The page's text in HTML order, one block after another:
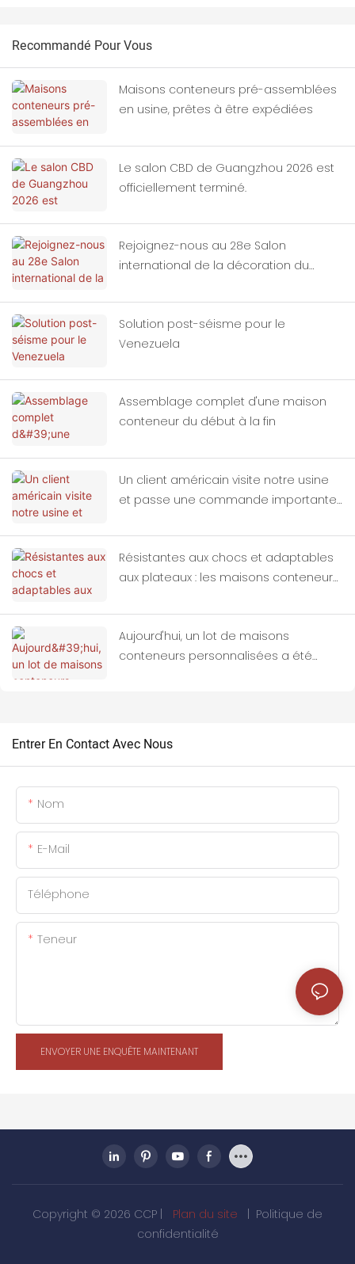
Recommandé Pour Vous
Maisons conteneurs pré-assemblées
en usine, prêtes à être expédiées
Le salon CBD de Guangzhou 2026 est
officiellement terminé.
Rejoignez-nous au 28e Salon
international de la décoration du
Solution post-séisme pour le
Venezuela
Assemblage complet d'une maison
conteneur du début à la fin
Un client américain visite notre usine
et passe une commande importante
Résistantes aux chocs et adaptables
aux plateaux : les maisons conteneurs,
par les séismes
Aujourd'hui, un lot de maisons
conteneurs personnalisées a été
Entrer En Contact Avec Nous
Nom
E-Mail
Téléphone
Teneur
ENVOYER UNE ENQUÊTE MAINTENANT
Copyright © 2026 CCP | Plan du site | Politique de
confidentialité